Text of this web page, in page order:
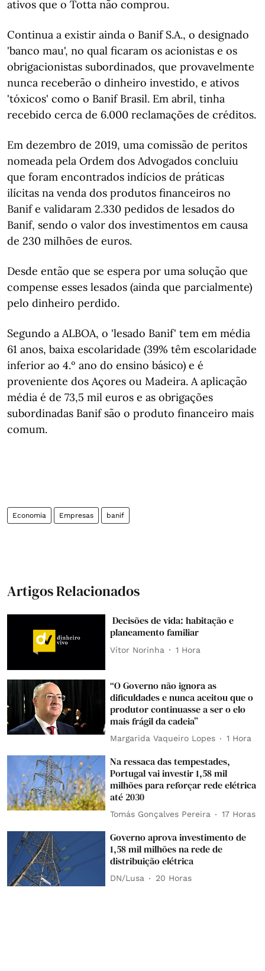
ativos que o Totta não comprou.
Continua a existir ainda o Banif S.A., o designado
'banco mau', no qual ficaram os acionistas e os
obrigacionistas subordinados, que provavelmente
nunca receberão o dinheiro investido, e ativos
'tóxicos' como o Banif Brasil. Em abril, tinha
recebido cerca de 6.000 reclamações de créditos.
Em dezembro de 2019, uma comissão de peritos
nomeada pela Ordem dos Advogados concluiu
que foram encontrados indícios de práticas
ilícitas na venda dos produtos financeiros no
Banif e validaram 2.330 pedidos de lesados do
Banif, sendo o valor dos investimentos em causa
de 230 milhões de euros.
Desde então que se espera por uma solução que
compense esses lesados (ainda que parcialmente)
pelo dinheiro perdido.
Segundo a ALBOA, o 'lesado Banif' tem em média
61 anos, baixa escolaridade (39% têm escolaridade
inferior ao 4.º ano do ensino básico) e é
proveniente dos Açores ou Madeira. A aplicação
média é de 73,5 mil euros e as obrigações
subordinadas Banif são o produto financeiro mais
comum.
Economia Empresas banif
Artigos Relacionados
Decisões de vida: habitação e
planeamento familiar
Vítor Norinha 1 Hora
“O Governo não ignora as
dificuldades e nunca aceitou que o
produtor continuasse a ser o elo
mais frágil da cadeia”
Margarida Vaqueiro Lopes 1 Hora
Na ressaca das tempestades,
Portugal vai investir 1,58 mil
milhões para reforçar rede elétrica
até 2030
Tomás Gonçalves Pereira 17 Horas
Governo aprova investimento de
1,58 mil milhões na rede de
distribuição elétrica
DN/Lusa 20 Horas